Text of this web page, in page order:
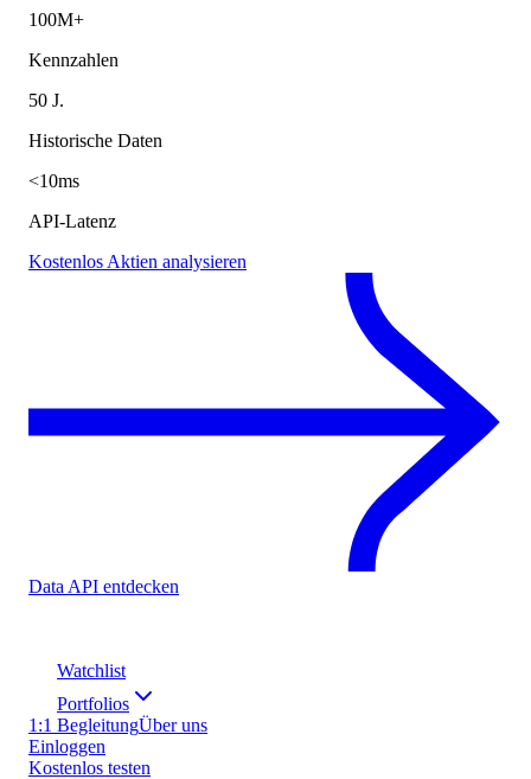
100M+
Kennzahlen
50 J.
Historische Daten
<10ms
API-Latenz
Kostenlos Aktien analysieren
Data API entdecken
Watchlist
Portfolios
1:1 BegleitungÜber uns
Einloggen
Kostenlos testen